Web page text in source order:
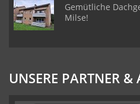
Gemütliche
Milse!
UNSERE PARTNER